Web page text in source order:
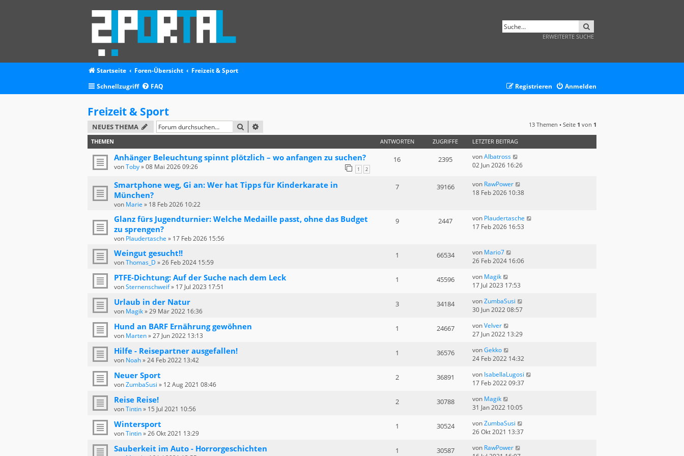
ERWEITERTE SUCHE
Startseite Foren-Übersicht
Freizeit & Sport
Schnellzugriff
FAQ Anmelden
Registrieren
Freizeit & Sport
NEUES THEMA SUCHE 13 Themen • Seite 1 von 1
THEMEN ANTWORTEN ZUGRIFFE LETZTER BEITRAG
Anhänger Beleuchtung spinnt plötzlich – wo anfangen zu suchen?
vonToby»08 Mai 2026 09:26 1 2
16 2395 vonAlbatross
02 Jun 2026 16:26
Smartphone weg, Gi an: Wer hat Tipps für Kinderkarate in
München?
von Marie » 18 Feb 2026 10:22
7 39166 von RawPower
18 Feb 2026 10:38
Glanz fürs Jugendturnier: Welche Medaille passt, ohne das Budget
zu sprengen?
von Plaudertasche » 17 Feb 2026 15:56
9 2447 von Plaudertasche
17 Feb 2026 16:53
Weingut gesucht!!
vonThomas_D »26 Feb 2024 15:59
1 66534 von Mario7
26 Feb 2024 16:06
PTFE-Dichtung: Auf der Suche nach dem Leck
vonSternenschweif» 17 Jul 2023 17:51
1 45596 von Magik
17 Jul 2023 17:53
Urlaub in der Natur
von Magik»29 Mär 2022 16:36
3 34184 vonZumbaSusi
30 Jun 2022 08:57
Hund an BARF Ernährung gewöhnen
von Marten»27 Jun 2022 13:13
1 24667 vonVelver
27 Jun 2022 13:29
Hilfe - Reisepartner ausgefallen!
von Noah»24 Feb 2022 13:42
1 36576 vonGekko
24 Feb 2022 14:32
Neuer Sport
vonZumbaSusi » 12 Aug 2021 08:46
2 36891 von IsabellaLugosi
17 Feb 2022 09:37
Reise Reise!
vonTintin» 15 Jul 2021 10:56
2 30788 von Magik
31 Jan 2022 10:05
Wintersport
vonTintin»26 Okt 2021 13:29
1 30524 vonZumbaSusi
26 Okt 2021 13:37
Sauberkeit im Auto - Horrorgeschichten 1 30587 von RawPower